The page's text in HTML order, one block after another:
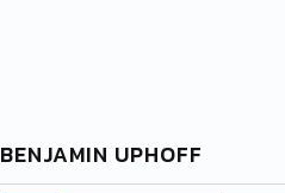
BENJAMIN UPHOFF